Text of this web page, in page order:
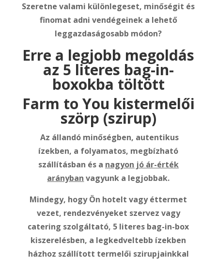
Szeretne valami különlegeset, minőségit és
finomat adni vendégeinek a lehető
leggazdaságosabb módon?
Erre a legjobb megoldás
az 5 literes bag-in-
boxokba töltött
Farm to You kistermelői
szörp (szirup)
Az állandó minőségben, autentikus
ízekben, a folyamatos, megbízható
szállításban és a nagyon jó ár-érték
arányban vagyunk a legjobbak.
Mindegy, hogy Ön hotelt vagy éttermet
vezet, rendezvényeket szervez vagy
catering szolgáltató, 5 literes bag-in-box
kiszerelésben, a legkedveltebb ízekben
házhoz szállított termelői szirupjainkkal